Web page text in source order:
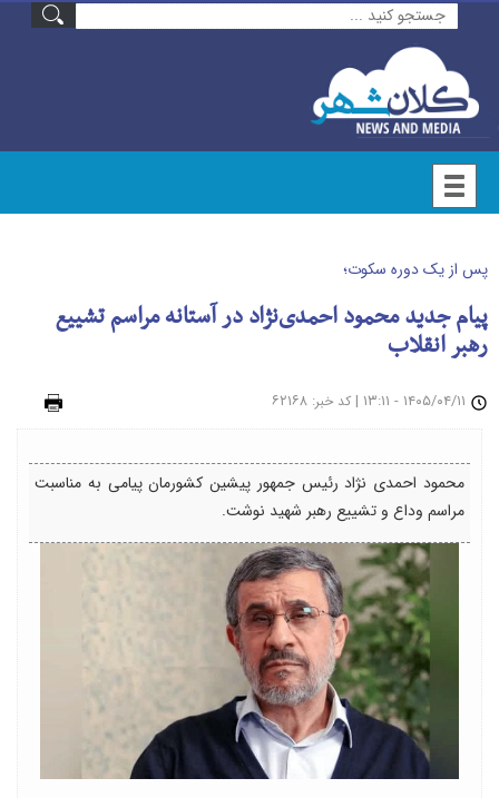
پس از یک دوره سکوت؛
پیام جدید محمود احمدی‌نژاد در آستانه مراسم تشییع
رهبر انقلاب
| کد خبر: ۶۲۱۶۸
محمود احمدی نژاد رئیس جمهور پیشین کشورمان پیامی به مناسبت
مراسم وداع و تشییع رهبر شهید نوشت.